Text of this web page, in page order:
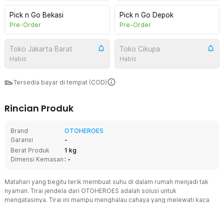
Pick n Go Bekasi
Pre-Order
Pick n Go Depok
Pre-Order
Toko Jakarta Barat
Habis
Toko Cikupa
Habis
Tersedia bayar di tempat (COD)
Rincian Produk
Brand
OTOHEROES
Garansi
-
Berat Produk
1 kg
Dimensi Kemasan : -
Matahari yang begitu terik membuat suhu di dalam rumah menjadi tak
nyaman. Tirai jendela dari OTOHEROES adalah solusi untuk
mengatasinya. Tirai ini mampu menghalau cahaya yang melewati kaca